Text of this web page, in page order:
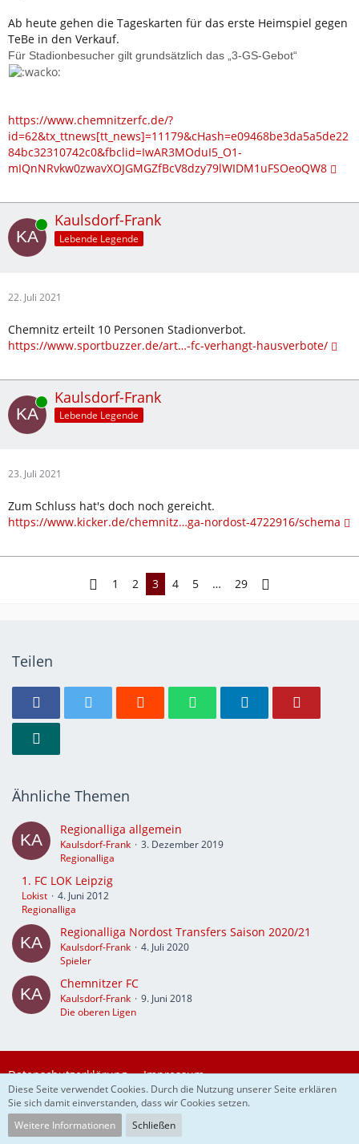
Ab heute gehen die Tageskarten für das erste Heimspiel gegen
TeBe in den Verkauf.
Für Stadionbesucher gilt grundsätzlich das „3-GS-Gebot“
https://www.chemnitzerfc.de/?
id=62&tx_ttnews[tt_news]=11179&cHash=e09468be3da5a5de22
84bc32310742c0&fbclid=IwAR3MOduI5_O1-
mIQnNRvkw0zwavXOJGMGZfBcV8dzy79lWIDM1uFSOeoQW8
Online Kaulsdorf-Frank
Lebende Legende
22. Juli 2021
Chemnitz erteilt 10 Personen Stadionverbot.
https://www.sportbuzzer.de/art…-fc-verhangt-hausverbote/
Online Kaulsdorf-Frank
Lebende Legende
23. Juli 2021
Zum Schluss hat's doch noch gereicht.
https://www.kicker.de/chemnitz…ga-nordost-4722916/schema
1 2 3 4 5 … 29
Teilen
Ähnliche Themen
Regionalliga allgemein
Kaulsdorf-Frank
3. Dezember 2019
Regionalliga
1. FC LOK Leipzig
Lokist
4. Juni 2012
Regionalliga
Regionalliga Nordost Transfers Saison 2020/21
Kaulsdorf-Frank
4. Juli 2020
Spieler
Chemnitzer FC
Kaulsdorf-Frank
9. Juni 2018
Die oberen Ligen
Datenschutzerklärung Impressum
Community-Software:
Diese Seite verwendet Cookies. Durch die Nutzung unserer Seite erklären
Sie sich damit einverstanden, dass wir Cookies setzen.
Weitere Informationen
Schließen